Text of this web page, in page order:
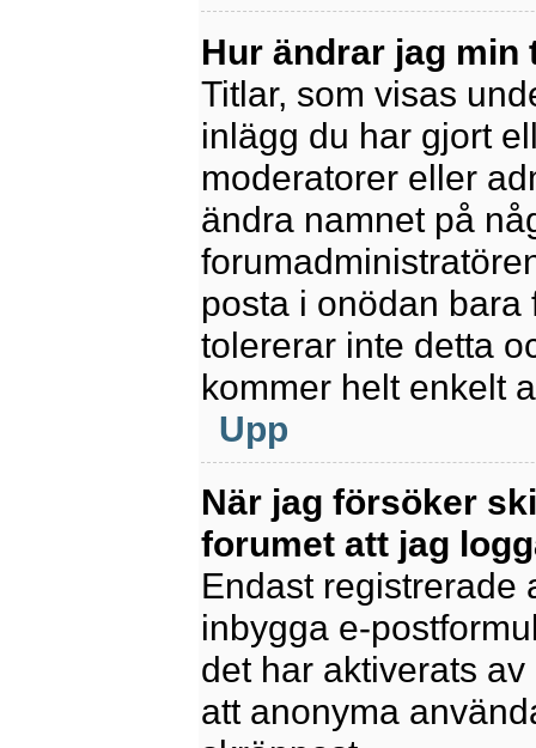
Hur ändrar jag min
Titlar, som visas
inlägg du har gjort
moderatorer eller
ändra namnet på
posta i onödan bara
tolererar inte detta
kommer helt enkelt
Upp
När jag försöker
forumet att jag
Endast registrerade
inbygga e-
det har aktiverats
att anonyma